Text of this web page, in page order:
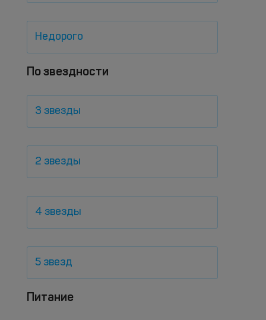
Недорого
По звездности
3 звезды
2 звезды
4 звезды
5 звезд
Питание